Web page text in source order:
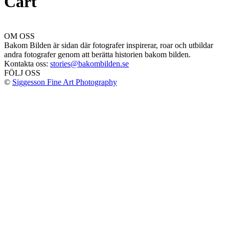
OM OSS
Bakom Bilden är sidan där fotografer inspirerar, roar och utbildar
andra fotografer genom att berätta historien bakom bilden.
Kontakta oss: stories@bakombilden.se
FÖLJ OSS
© Siggesson Fine Art Photography